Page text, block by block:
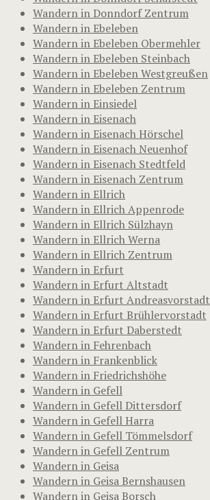
Wandern in Donndorf Zentrum
Wandern in Ebeleben
Wandern in Ebeleben Obermehler
Wandern in Ebeleben Steinbach
Wandern in Ebeleben Westgreußen
Wandern in Ebeleben Zentrum
Wandern in Einsiedel
Wandern in Eisenach
Wandern in Eisenach Hörschel
Wandern in Eisenach Neuenhof
Wandern in Eisenach Stedtfeld
Wandern in Eisenach Zentrum
Wandern in Ellrich
Wandern in Ellrich Appenrode
Wandern in Ellrich Sülzhayn
Wandern in Ellrich Werna
Wandern in Ellrich Zentrum
Wandern in Erfurt
Wandern in Erfurt Altstadt
Wandern in Erfurt Andreasvorstadt
Wandern in Erfurt Brühlervorstadt
Wandern in Erfurt Daberstedt
Wandern in Fehrenbach
Wandern in Frankenblick
Wandern in Friedrichshöhe
Wandern in Gefell
Wandern in Gefell Dittersdorf
Wandern in Gefell Harra
Wandern in Gefell Tömmelsdorf
Wandern in Gefell Zentrum
Wandern in Geisa
Wandern in Geisa Bernshausen
Wandern in Geisa Borsch